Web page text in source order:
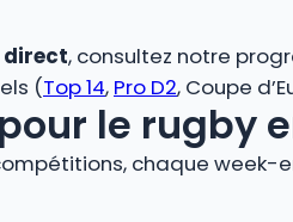
direct, consultez notre
(Top 14, Pro D2, Coupe
le rugby
chaque week-